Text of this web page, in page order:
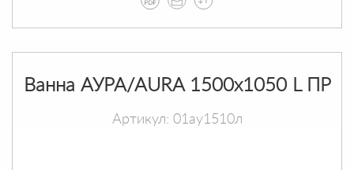
Ванна АУРА/AURA 1500х1050 L ПР
Артикул: 01ау1510л